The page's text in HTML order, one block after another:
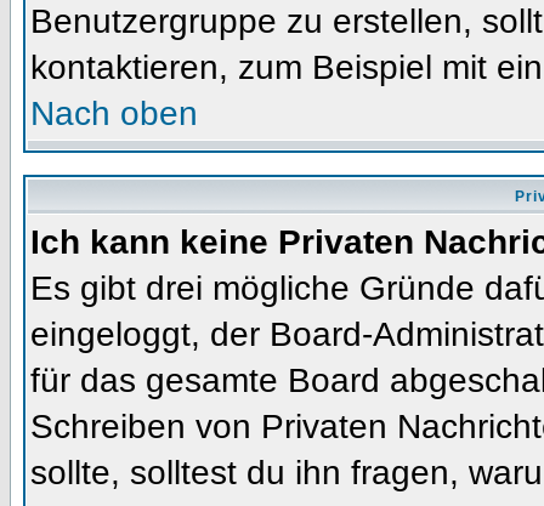
Benutzergruppe zu erstellen,
kontaktieren, zum Beispiel mit
Nach oben
Ich kann keine Privaten
Es gibt drei mögliche Gründe
eingeloggt, der Board-
für das gesamte Board
Schreiben von Privaten
sollte, solltest du ihn fragen,